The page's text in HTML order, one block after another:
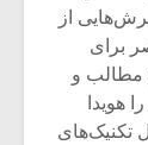
از
برای
مطالب و
هویدا
تکنیک‌های
دوره
موسیقی